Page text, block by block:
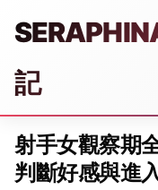
記
射手女觀察期
判斷好感與進